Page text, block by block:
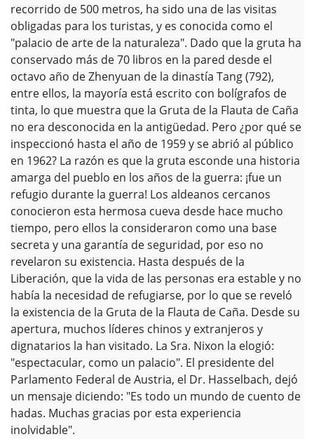
recorrido de 500 metros, ha sido una de las visitas
obligadas para los turistas, y es conocida como el
"palacio de arte de la naturaleza". Dado que la gruta ha
conservado más de 70 libros en la pared desde el
octavo año de Zhenyuan de la dinastía Tang (792),
entre ellos, la mayoría está escrito con bolígrafos de
tinta, lo que muestra que la Gruta de la Flauta de Caña
no era desconocida en la antigüedad. Pero ¿por qué se
inspeccionó hasta el año de 1959 y se abrió al público
en 1962? La razón es que la gruta esconde una historia
amarga del pueblo en los años de la guerra: ¡fue un
refugio durante la guerra! Los aldeanos cercanos
conocieron esta hermosa cueva desde hace mucho
tiempo, pero ellos la consideraron como una base
secreta y una garantía de seguridad, por eso no
revelaron su existencia. Hasta después de la
Liberación, que la vida de las personas era estable y no
había la necesidad de refugiarse, por lo que se reveló
la existencia de la Gruta de la Flauta de Caña. Desde su
apertura, muchos líderes chinos y extranjeros y
dignatarios la han visitado. La Sra. Nixon la elogió:
"espectacular, como un palacio". El presidente del
Parlamento Federal de Austria, el Dr. Hasselbach, dejó
un mensaje diciendo: "Es todo un mundo de cuento de
hadas. Muchas gracias por esta experiencia
inolvidable".